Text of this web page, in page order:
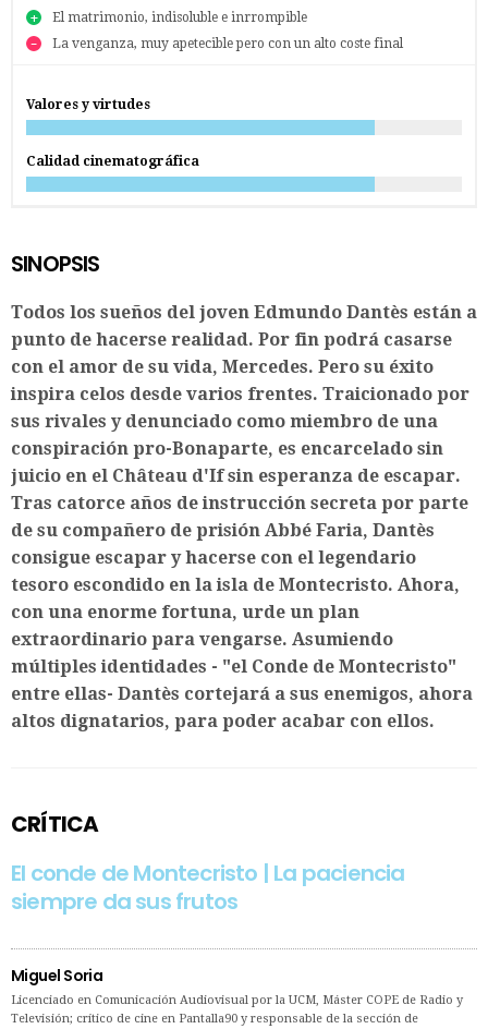
El matrimonio, indisoluble e inrrompible
La venganza, muy apetecible pero con un alto coste final
Valores y virtudes
Calidad cinematográfica
SINOPSIS
Todos los sueños del joven Edmundo Dantès están a
punto de hacerse realidad. Por fin podrá casarse
con el amor de su vida, Mercedes. Pero su éxito
inspira celos desde varios frentes. Traicionado por
sus rivales y denunciado como miembro de una
conspiración pro-Bonaparte, es encarcelado sin
juicio en el Château d'If sin esperanza de escapar.
Tras catorce años de instrucción secreta por parte
de su compañero de prisión Abbé Faria, Dantès
consigue escapar y hacerse con el legendario
tesoro escondido en la isla de Montecristo. Ahora,
con una enorme fortuna, urde un plan
extraordinario para vengarse. Asumiendo
múltiples identidades - "el Conde de Montecristo"
entre ellas- Dantès cortejará a sus enemigos, ahora
altos dignatarios, para poder acabar con ellos.
CRÍTICA
El conde de Montecristo | La paciencia
siempre da sus frutos
Miguel Soria
Licenciado en Comunicación Audiovisual por la UCM, Máster COPE de Radio y
Televisión; crítico de cine en Pantalla90 y responsable de la sección de